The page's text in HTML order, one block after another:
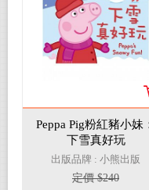
Peppa Pig粉紅豬小妹
下雪真好玩
出版品牌 : 小熊出版
定價 $240